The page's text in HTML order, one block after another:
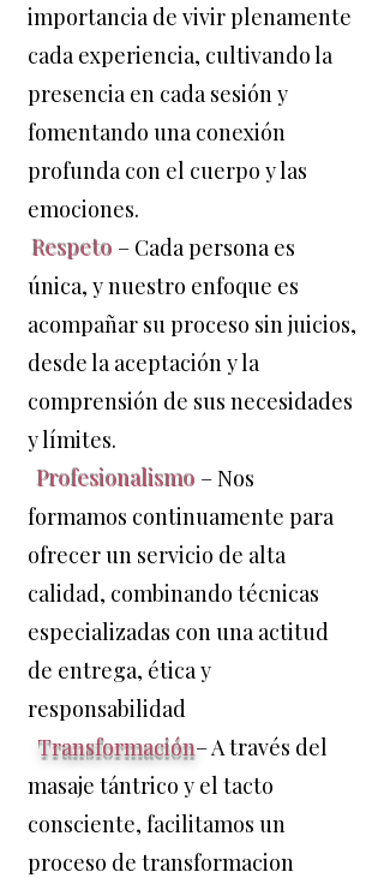
importancia de vivir plenamente
cada experiencia, cultivando la
presencia en cada sesión y
fomentando una conexión
profunda con el cuerpo y las
emociones.
Respeto – Cada persona es
única, y nuestro enfoque es
acompañar su proceso sin juicios,
desde la aceptación y la
comprensión de sus necesidades
y límites.
Profesionalismo – Nos
formamos continuamente para
ofrecer un servicio de alta
calidad, combinando técnicas
especializadas con una actitud
de entrega, ética y
responsabilidad
Transformación– A través del
masaje tántrico y el tacto
consciente, facilitamos un
proceso de transformacion